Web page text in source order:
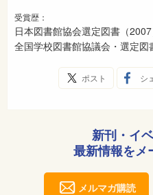
受賞歴：
日本図書館協会選定図書（2007
全国学校図書館協議会・選定図
ポスト シ
新刊・イ
最新情報をメ
メルマガ購読